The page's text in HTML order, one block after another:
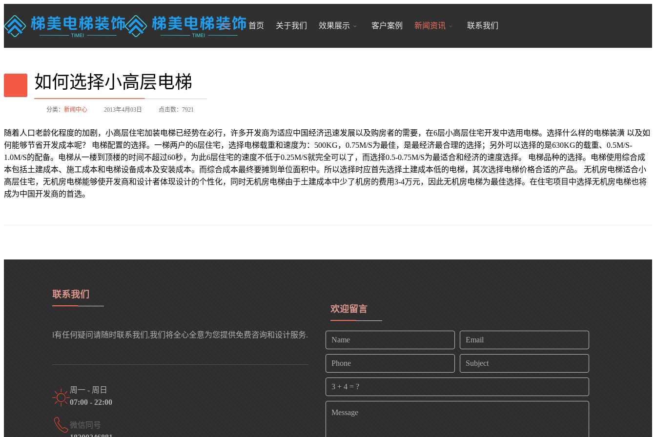
首页 关于我们 效果展示 客户案例 新闻资讯 联系我们
如何选择小高层电梯
分类： 新闻中心 2013年4月03日 点击数：7921
随着人口老龄化程度的加剧，小高层住宅加装电梯已经势在必行，许多开发商为适应中国经济迅速发展以及购房者的需要，在6层小高层住宅开发中选用电梯。选择什么样的电梯装潢 以及如
何能够节省开发成本呢？ 电梯配置的选择。一梯两户的6层住宅，选择电梯载重和速度为：500KG，0.75M/S为最佳，是最经济最合理的选择；另外可以选择的是630KG的载重、0.5M/S-
1.0M/S的配备。电梯从一楼到顶楼的时间不超过60秒，为此6层住宅的速度不低于0.25M/S就完全可以了，而选择0.5-0.75M/S为最适合和经济的速度选择。 电梯品种的选择。电梯使用综合成
本包括土建成本、施工成本和电梯设备成本及安装成本。而综合成本最终要摊到单位面积中。所以选择时应首先选择土建成本低的电梯，其次选择电梯价格合适的产品。 无机房电梯适合小
高层住宅，无机房电梯能够使开发商和设计者体现设计的个性化，同时无机房电梯由于土建成本中少了机房的费用3-4万元，因此无机房电梯为最佳选择。在住宅项目中选择无机房电梯也将
成为中国开发商的首选。
联系我们
l有任何疑问请随时联系我们,我们将全心全意为您提供免费咨询和设计服务.
周一 - 周日
07:00 - 22:00
微信同号
欢迎留言